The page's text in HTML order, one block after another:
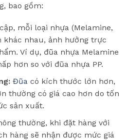
bao gồm:
mỗi loại nhựa (Melamine,
khác nhau, ảnh hưởng trực
Ví dụ, đũa nhựa Melamine
hơn so với đũa nhựa PP.
Đũa có kích thước lớn hơn,
thường có giá cao hơn do tốn
sản xuất.
thường, khi đặt hàng với
hàng sẽ nhận được mức giá